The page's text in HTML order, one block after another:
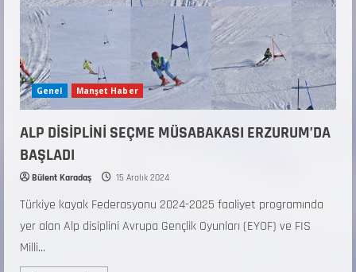
Genel Manşet Haber
ALP DİSİPLİNİ SEÇME MÜSABAKASI ERZURUM’DA
BAŞLADI
Bülent Karadaş 15 Aralık 2024
Türkiye kayak Federasyonu 2024-2025 faaliyet programında
yer alan Alp disiplini Avrupa Gençlik Oyunları (EYOF) ve FIS
Milli...